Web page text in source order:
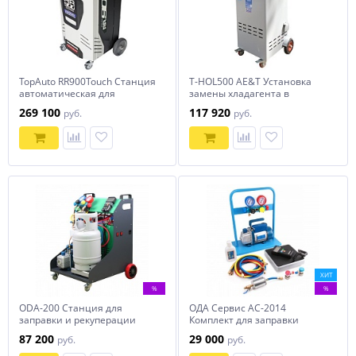
TopAuto RR900Touch Станция
автоматическая для
кондиционеров
269 100 руб.
T-HOL500 AE&T Установка
замены хладагента в
117 920 руб.
%
ODA-200 Станция для
заправки и рекуперации
автокондиционеров
87 200 руб.
ХИТ
%
ОДА Сервис AC-2014
Комплект для заправки
29 000 руб.